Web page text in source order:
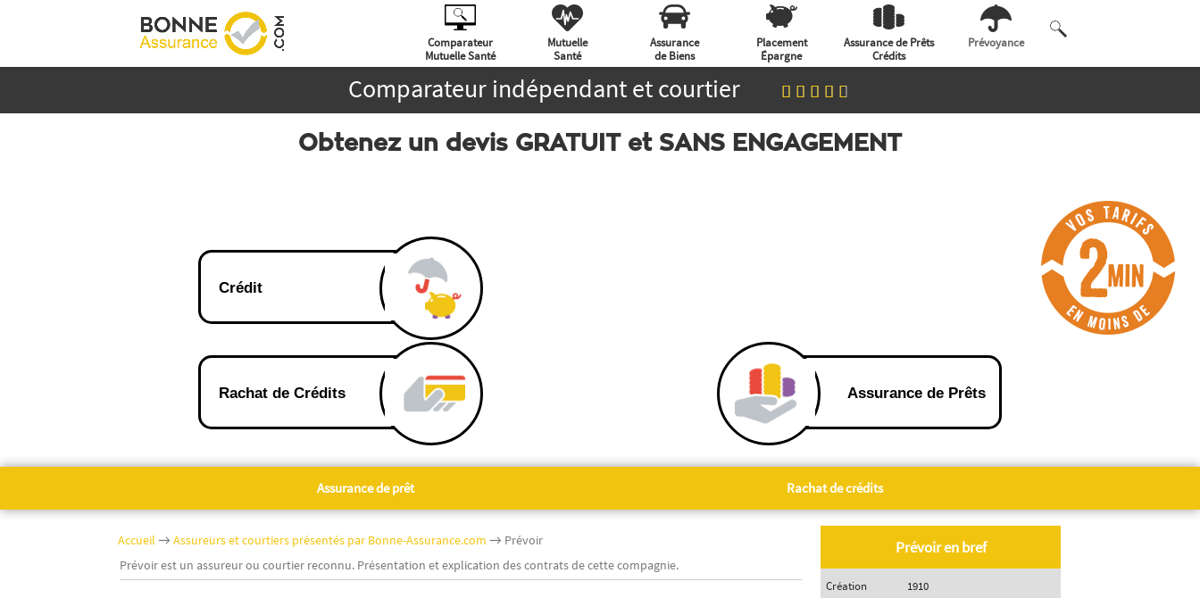
Comparateur
Mutuelle Santé
Mutuelle
Santé
Assurance
de Biens
Placement
Épargne
Assurance de Prêts
Crédits
Prévoyance
Comparateur indépendant et courtier
Obtenez un devis GRATUIT et SANS ENGAGEMENT
Crédit
Assurance de Prêts
Rachat de Crédits
Assurance de prêt Rachat de crédits
Accueil → Assureurs et courtiers présentés par Bonne-Assurance.com → Prévoir
Prévoir est un assureur ou courtier reconnu. Présentation et explication des contrats de cette compagnie.
Prévoir en bref
Création 1910